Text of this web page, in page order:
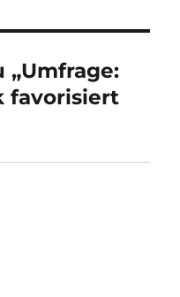
„Umfrage:
favorisiert